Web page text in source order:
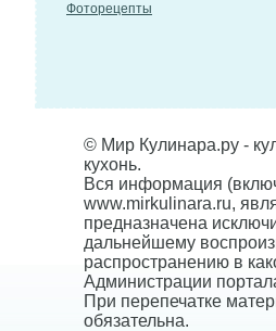
Фоторецепты
© Мир Кулинара.ру -
кухонь.
Вся информация
www.mirkulinara.ru,
предназначена
дальнейшему
распространению в
Администрации
При перепечатке
обязательна.